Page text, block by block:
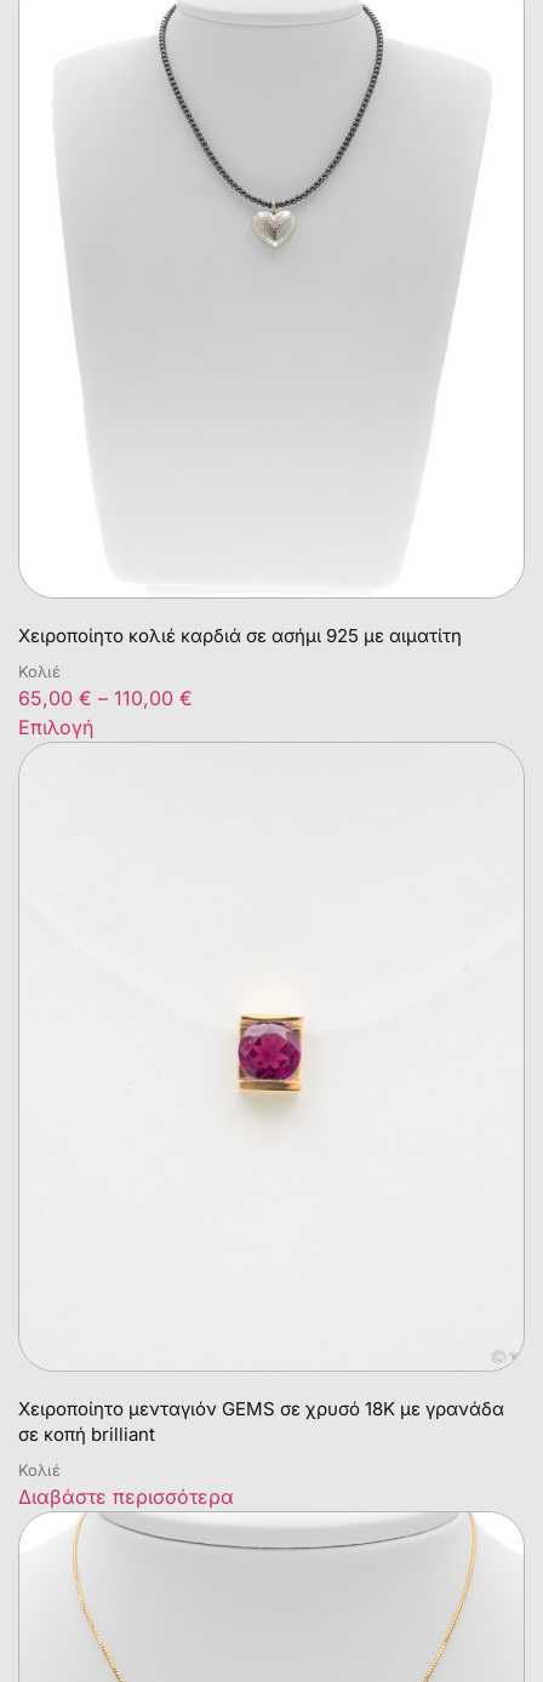
Χειροποίητο κολιέ καρδιά σε ασήμι 925 με αιματίτη
Κολιέ
65,00 € – 110,00 €
Επιλογή
Χειροποίητο μενταγιόν GEMS σε χρυσό 18Κ με γρανάδα
σε κοπή brilliant
Κολιέ
Διαβάστε περισσότερα